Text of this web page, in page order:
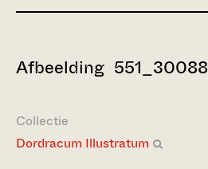
Afbeelding 551_30088
Collectie
Dordracum Illustratum